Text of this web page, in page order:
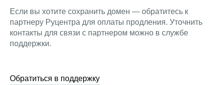
Если вы хотите сохранить домен — обратитесь к
партнеру Руцентра для оплаты продления. Уточнить
контакты для связи с партнером можно в службе
поддержки.
Обратиться в поддержку